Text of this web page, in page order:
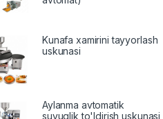
Kunafa xamirini tayyorlash
uskunasi
Aylanma avtomatik
suyuqlik to'ldirish uskunasi